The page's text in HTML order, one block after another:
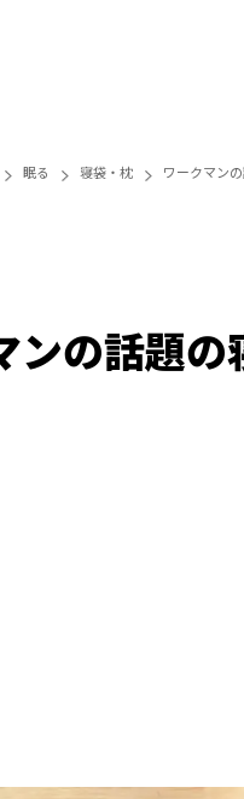
眠る 寝袋・枕 ワークマン
ンの話題